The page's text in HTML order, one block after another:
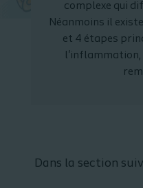
complexe qui
Néanmoins il
et 4 étapes
Dans la section